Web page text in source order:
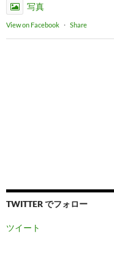
写真
View on Facebook · Share
TWITTER でフォロー
ツイート